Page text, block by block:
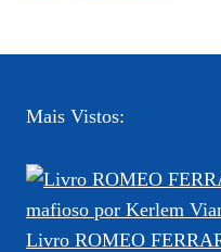
Mais Vistos:
Livro ROMEO